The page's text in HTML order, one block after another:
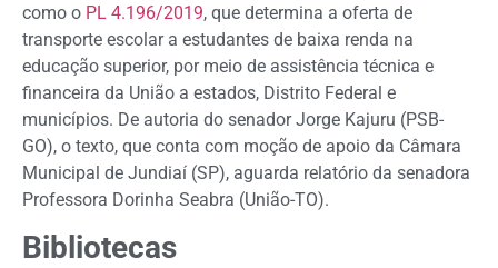
como o PL 4.196/2019, que determina a oferta de
transporte escolar a estudantes de baixa renda na
educação superior, por meio de assistência técnica e
financeira da União a estados, Distrito Federal e
municípios. De autoria do senador Jorge Kajuru (PSB-
GO), o texto, que conta com moção de apoio da Câmara
Municipal de Jundiaí (SP), aguarda relatório da senadora
Professora Dorinha Seabra (União-TO).
Bibliotecas